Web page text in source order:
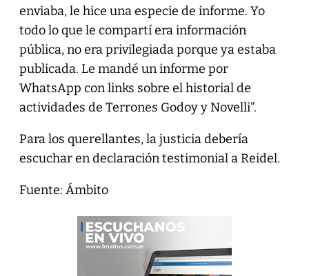
enviaba, le hice una especie de informe. Yo
todo lo que le compartí era información
pública, no era privilegiada porque ya estaba
publicada. Le mandé un informe por
WhatsApp con links sobre el historial de
actividades de Terrones Godoy y Novelli”.
Para los querellantes, la justicia debería
escuchar en declaración testimonial a Reidel.
Fuente: Ámbito